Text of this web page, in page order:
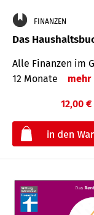
FINANZEN
Das
Alle Finanzen im
12 Monate
mehr
12,00 €